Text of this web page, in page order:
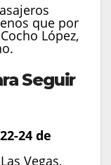
que por
López,
Seguir
24 de
Vegas,